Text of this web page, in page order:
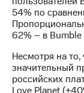
54% по
62% – в Bumble
Несмотря на то,
значительный
российских